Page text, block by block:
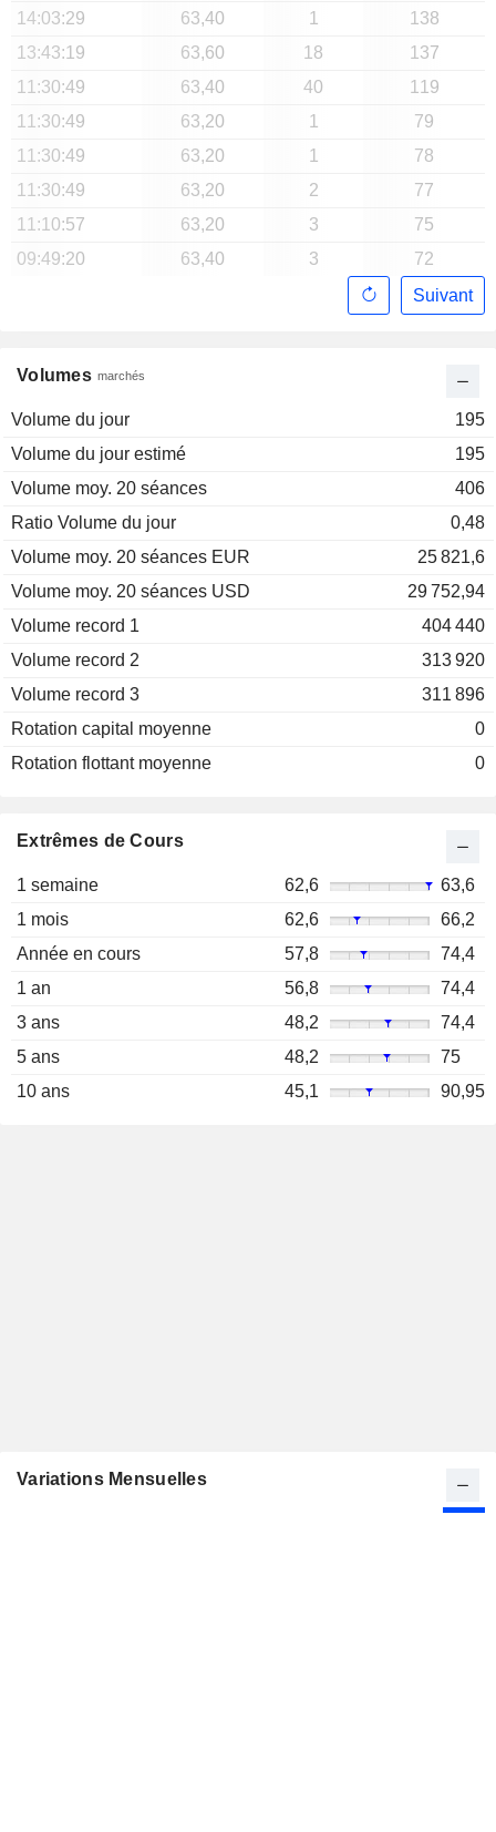
Volumes marchés
Volume du jour
195
Volume du jour estimé
195
Volume moy. 20 séances
406
Ratio Volume du jour
0,48
Volume moy. 20 séances EUR
25 821,6
Volume moy. 20 séances USD
29 752,94
Volume record 1
404 440
Volume record 2
313 920
Volume record 3
311 896
Rotation capital moyenne
0
Rotation flottant moyenne
0
14:03:29
63,40 1
138
13:43:19
63,60 18
137
11:30:49
63,40 40
119
11:30:49
63,20 1
79
11:30:49
63,20 1
78
11:30:49
63,20 2
77
11:10:57
63,20 3
75
09:49:20
63,40 3
72
Suivant
Extrêmes de Cours
1 semaine 62,6
63,6
1 mois
62,6
66,2
Année en cours
57,8
74,4
1 an
56,8
74,4
3 ans
48,2
74,4
5 ans
48,2
75
10 ans
45,1 90,95
Variations Mensuelles